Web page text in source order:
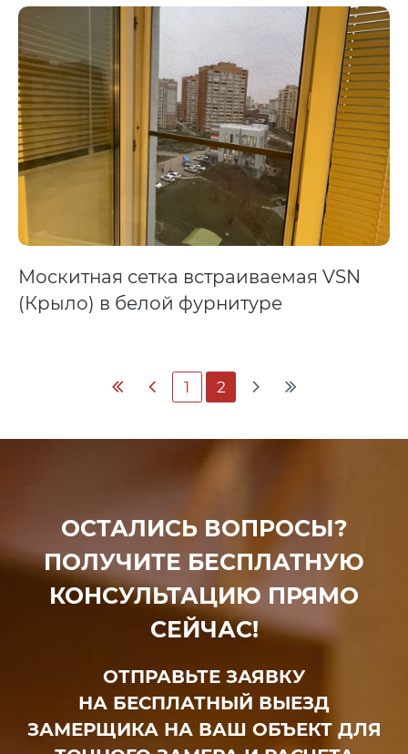
Москитная сетка встраиваемая VSN
(Крыло) в белой фурнитуре
1 2
ОСТАЛИСЬ ВОПРОСЫ?
ПОЛУЧИТЕ БЕСПЛАТНУЮ
КОНСУЛЬТАЦИЮ ПРЯМО
СЕЙЧАС!
ОТПРАВЬТЕ ЗАЯВКУ
НА БЕСПЛАТНЫЙ ВЫЕЗД
ЗАМЕРЩИКА НА ВАШ ОБЪЕКТ ДЛЯ